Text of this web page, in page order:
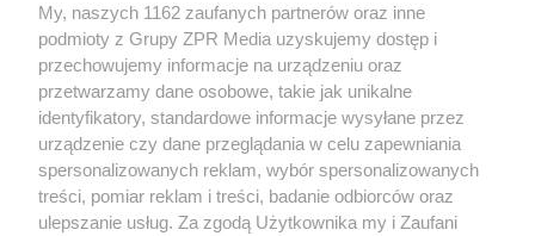
Żaden utwór zamieszczony w serwisie nie może być powielany i
rozpowszechniany lub dalej rozpowszechniany w jakikolwiek sposób (w
tym także elektroniczny lub mechaniczny) na jakimkolwiek polu
eksploatacji w jakiejkolwiek formie, włącznie z umieszczaniem w
Internecie bez pisemnej zgody właściciela praw. Jakiekolwiek użycie lub
wykorzystanie utworów w całości lub w części z naruszeniem prawa,
tzn. bez właściwej zgody, jest zabronione pod groźbą kary i może być
ścigane prawnie.
My, naszych 1162 zaufanych partnerów oraz inne
podmioty z Grupy ZPR Media uzyskujemy dostęp i
przechowujemy informacje na urządzeniu oraz
przetwarzamy dane osobowe, takie jak unikalne
identyfikatory, standardowe informacje wysyłane przez
urządzenie czy dane przeglądania w celu zapewniania
spersonalizowanych reklam, wybór spersonalizowanych
treści, pomiar reklam i treści, badanie odbiorców oraz
ulepszanie usług. Za zgodą Użytkownika my i Zaufani